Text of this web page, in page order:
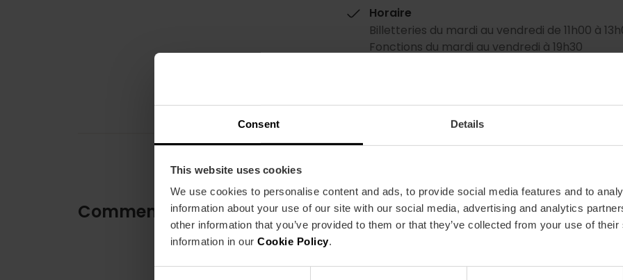
Consent Details
This website uses cookies
We use cookies to personalise content and ads, to provide social media features and to
information about your use of our site with our social media, advertising and analytics
other information that you’ve provided to them or that they’ve collected from your use of
information in our Cookie Policy.
Horaire
Billetteries du mardi au vendredi de 11h00 à
Fonctions du mardi au vendredi à 19h30
Comment s'y rendre Metro
L3,L5, L7, L9
Bus
4,6, 8,9,10,11, 16,26,